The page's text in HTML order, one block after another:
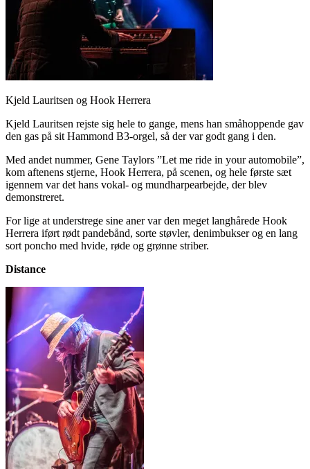
Kjeld Lauritsen og Hook Herrera
Kjeld Lauritsen rejste sig hele to gange, mens han småhoppende gav
den gas på sit Hammond B3-orgel, så der var godt gang i den.
Med andet nummer, Gene Taylors ”Let me ride in your automobile”,
kom aftenens stjerne, Hook Herrera, på scenen, og hele første sæt
igennem var det hans vokal- og mundharpearbejde, der blev
demonstreret.
For lige at understrege sine aner var den meget langhårede Hook
Herrera iført rødt pandebånd, sorte støvler, denimbukser og en lang
sort poncho med hvide, røde og grønne striber.
Distance